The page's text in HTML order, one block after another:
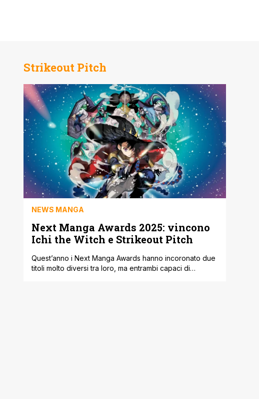
Strikeout Pitch
NEWS MANGA
Next Manga Awards 2025: vincono
Ichi the Witch e Strikeout Pitch
Quest’anno i Next Manga Awards hanno incoronato due
titoli molto diversi tra loro, ma entrambi capaci di